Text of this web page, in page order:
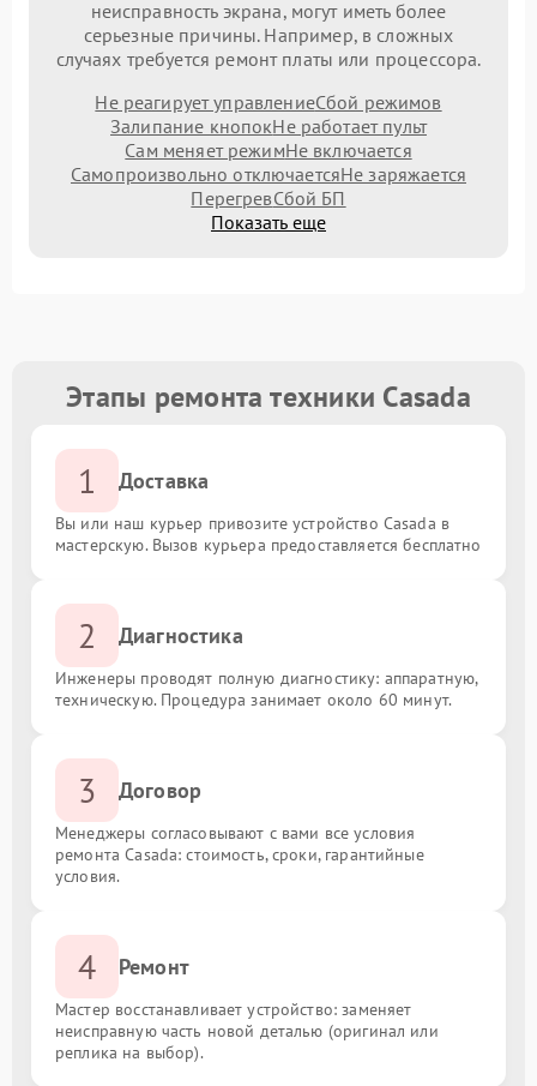
неисправность экрана, могут иметь более
серьезные причины. Например, в сложных
случаях требуется ремонт платы или процессора.
Не реагирует управлениеСбой режимов
Залипание кнопокНе работает пульт
Сам меняет режимНе включается
Самопроизвольно отключаетсяНе заряжается
ПерегревСбой БП
Показать еще
Этапы ремонта техники Casada
1 Доставка
Вы или наш курьер привозите устройство Casada в
мастерскую. Вызов курьера предоставляется бесплатно
2 Диагностика
Инженеры проводят полную диагностику: аппаратную,
техническую. Процедура занимает около 60 минут.
3 Договор
Менеджеры согласовывают с вами все условия
ремонта Casada: стоимость, сроки, гарантийные
условия.
4 Ремонт
Мастер восстанавливает устройство: заменяет
неисправную часть новой деталью (оригинал или
реплика на выбор).